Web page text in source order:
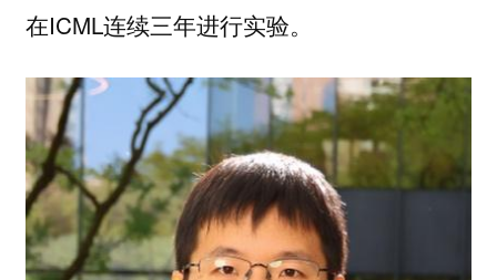
在ICML连续三年进行实验。